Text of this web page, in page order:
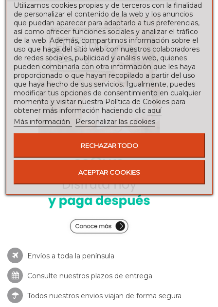
Envíos a toda la península
Consulte nuestros plazos de entrega
Todos nuestros envios viajan de forma segura
Utilizamos cookies propias y de terceros con la finalidad
de personalizar el contenido de la web y los anuncios
que puedan aparecer para adaptarlo a tus preferencias,
así como ofrecer funciones sociales y analizar el tráfico
de la web. Además, compartimos información sobre el
uso que haga del sitio web con nuestros colaboradores
de redes sociales, publicidad y análisis web, quienes
pueden combinarla con otra información que les haya
proporcionado o que hayan recopilado a partir del uso
que haya hecho de sus servicios. Igualmente, puedes
modificar tus opciones de consentimiento en cualquier
momento y visitar nuestra Política de Cookies para
obtener más información haciendo clic aquí
Más información
Personalizar las cookies
RECHAZAR TODO
ACEPTAR COOKIES